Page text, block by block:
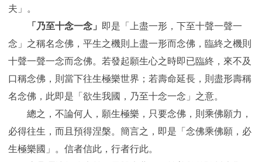
夫」。
「乃至十念一念」
即是「上盡一形，下至十聲一聲一
念」之稱名念佛，平生之機則上盡一形而念佛，臨終之機則
十聲一聲一念而念佛。若發起願生心之時即已臨終，來不及
口稱念佛，則當下往生極樂世界；若壽命延長，則盡形壽稱
名念佛，此即是「欲生我國，乃至十念一念」之意。
總之，不論何人，願生極樂，只要念佛，則乘佛願力，
必得往生，而且預得涅槃。簡言之，即是「念佛乘佛願，必
生極樂國」。信者信此，行者行此。